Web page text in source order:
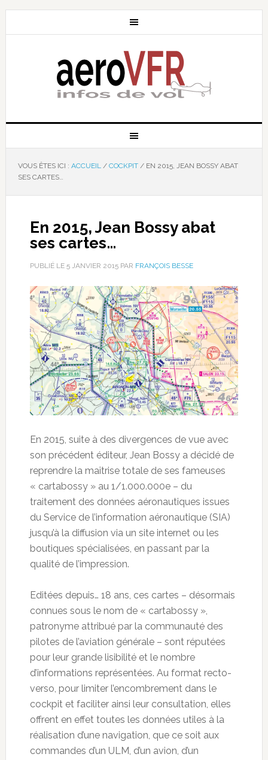
VOUS ÊTES ICI : ACCUEIL / COCKPIT /EN 2015, JEAN BOSSY ABAT
SES CARTES…
En 2015, Jean Bossy abat
ses cartes…
PUBLIÉ LE 5 JANVIER 2015PAR FRANÇOIS BESSE
En 2015, suite à des divergences de vue avec
son précédent éditeur, Jean Bossy a décidé de
reprendre la maîtrise totale de ses fameuses
« cartabossy » au 1/1.000.000e – du
traitement des données aéronautiques issues
du Service de l’information aéronautique (SIA)
jusqu’à la diffusion via un site internet ou les
boutiques spécialisées, en passant par la
qualité de l’impression.
Editées depuis… 18 ans, ces cartes – désormais
connues sous le nom de « cartabossy »,
patronyme attribué par la communauté des
pilotes de l’aviation générale – sont réputées
pour leur grande lisibilité et le nombre
d’informations représentées. Au format recto-
verso, pour limiter l’encombrement dans le
cockpit et faciliter ainsi leur consultation, elles
offrent en effet toutes les données utiles à la
réalisation d’une navigation, que ce soit aux
commandes d’un ULM, d’un avion, d’un